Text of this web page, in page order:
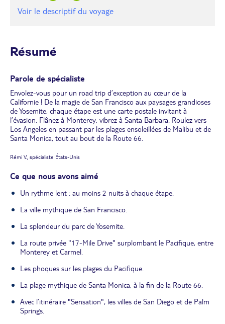
Voir le descriptif du voyage
Résumé
Parole de spécialiste
Envolez-vous pour un road trip d’exception au cœur de la
Californie ! De la magie de San Francisco aux paysages grandioses
de Yosemite, chaque étape est une carte postale invitant à
l’évasion. Flânez à Monterey, vibrez à Santa Barbara. Roulez vers
Los Angeles en passant par les plages ensoleillées de Malibu et de
Santa Monica, tout au bout de la Route 66.
Rémi V., spécialiste États-Unis
Ce que nous avons aimé
Un rythme lent : au moins 2 nuits à chaque étape.
La ville mythique de San Francisco.
La splendeur du parc de Yosemite.
La route privée "17-Mile Drive" surplombant le Pacifique, entre
Monterey et Carmel.
Les phoques sur les plages du Pacifique.
La plage mythique de Santa Monica, à la fin de la Route 66.
Avec l’itinéraire "Sensation", les villes de San Diego et de Palm
Springs.